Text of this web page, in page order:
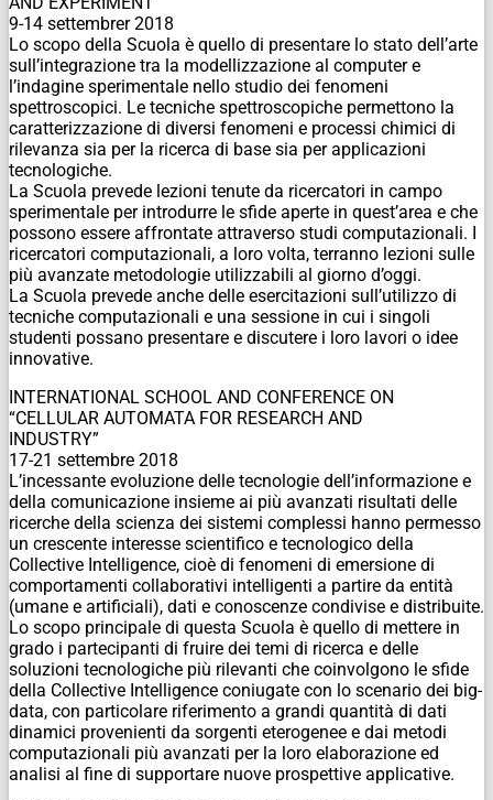
9-14 settembrer 2018
Lo scopo della Scuola è quello di presentare lo stato dell’arte
sull’integrazione tra la modellizzazione al computer e
l’indagine sperimentale nello studio dei fenomeni
spettroscopici. Le tecniche spettroscopiche permettono la
caratterizzazione di diversi fenomeni e processi chimici di
rilevanza sia per la ricerca di base sia per applicazioni
tecnologiche.
La Scuola prevede lezioni tenute da ricercatori in campo
sperimentale per introdurre le sfide aperte in quest’area e che
possono essere affrontate attraverso studi computazionali. I
ricercatori computazionali, a loro volta, terranno lezioni sulle
più avanzate metodologie utilizzabili al giorno d’oggi.
La Scuola prevede anche delle esercitazioni sull’utilizzo di
tecniche computazionali e una sessione in cui i singoli
studenti possano presentare e discutere i loro lavori o idee
innovative.
INTERNATIONAL SCHOOL AND CONFERENCE ON
“CELLULAR AUTOMATA FOR RESEARCH AND
INDUSTRY”
17-21 settembre 2018
L’incessante evoluzione delle tecnologie dell’informazione e
della comunicazione insieme ai più avanzati risultati delle
ricerche della scienza dei sistemi complessi hanno permesso
un crescente interesse scientifico e tecnologico della
Collective Intelligence, cioè di fenomeni di emersione di
comportamenti collaborativi intelligenti a partire da entità
(umane e artificiali), dati e conoscenze condivise e distribuite.
Lo scopo principale di questa Scuola è quello di mettere in
grado i partecipanti di fruire dei temi di ricerca e delle
soluzioni tecnologiche più rilevanti che coinvolgono le sfide
della Collective Intelligence coniugate con lo scenario dei big-
data, con particolare riferimento a grandi quantità di dati
dinamici provenienti da sorgenti eterogenee e dai metodi
computazionali più avanzati per la loro elaborazione ed
analisi al fine di supportare nuove prospettive applicative.